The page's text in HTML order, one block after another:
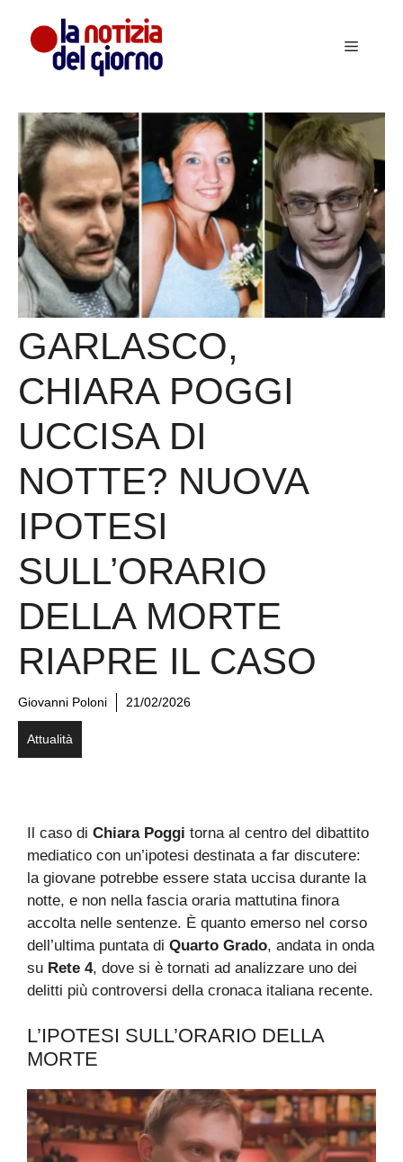
contenuto
Menu
GARLASCO,
CHIARA POGGI
UCCISA DI
NOTTE? NUOVA
IPOTESI
SULL’ORARIO
DELLA MORTE
RIAPRE IL CASO
Giovanni Poloni 21/02/2026
Attualità
Il caso di Chiara Poggi torna al centro del dibattito
mediatico con un’ipotesi destinata a far discutere:
la giovane potrebbe essere stata uccisa durante la
notte, e non nella fascia oraria mattutina finora
accolta nelle sentenze. È quanto emerso nel corso
dell’ultima puntata di Quarto Grado, andata in onda
su Rete 4, dove si è tornati ad analizzare uno dei
delitti più controversi della cronaca italiana recente.
L’IPOTESI SULL’ORARIO DELLA
MORTE